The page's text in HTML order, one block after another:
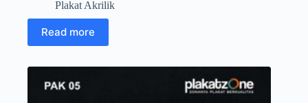
Plakat Akrilik
Read more